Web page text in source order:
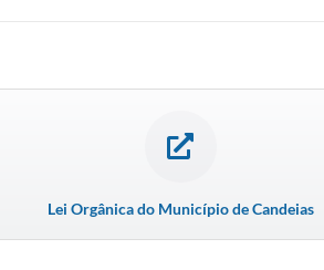
Lei Orgânica do Município de Candeias